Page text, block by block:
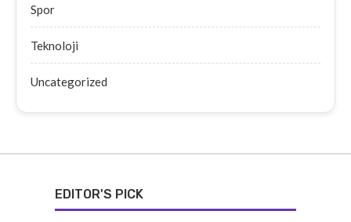
Spor
Teknoloji
Uncategorized
EDITOR'S PICK